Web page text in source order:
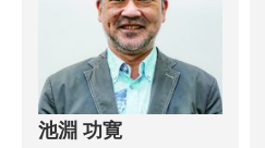
池淵 功寛